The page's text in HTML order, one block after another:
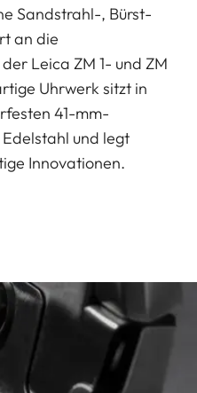
Sandstrahl-, Bürst-
an die
Leica ZM 1- und ZM
Uhrwerk sitzt in
41-mm-
und legt
Innovationen.